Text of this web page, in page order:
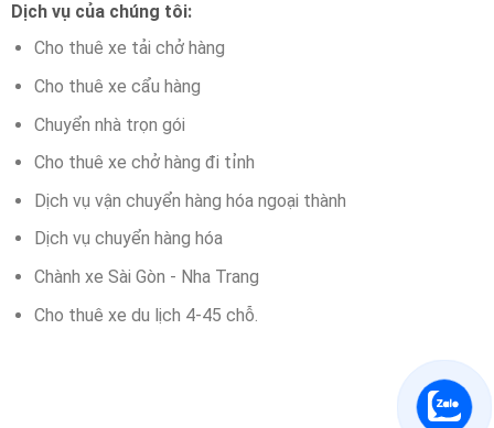
Dịch vụ của chúng tôi:
Cho thuê xe tải chở hàng
Cho thuê xe cẩu hàng
Chuyển nhà trọn gói
Cho thuê xe chở hàng đi tỉnh
Dịch vụ vận chuyển hàng hóa ngoại thành
Dịch vụ chuyển hàng hóa
Chành xe Sài Gòn - Nha Trang
Cho thuê xe du lịch 4-45 chỗ.